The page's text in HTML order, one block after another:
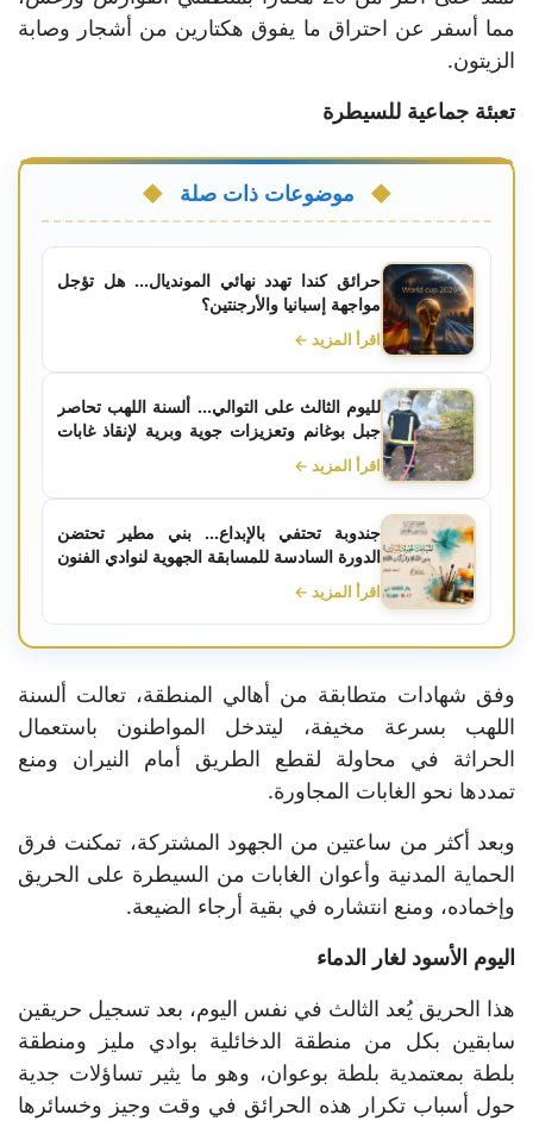
مما أسفر عن احتراق ما يفوق هكتارين من أشجار وصابة
الزيتون.
تعبئة جماعية للسيطرة
موضوعات ذات صلة
حرائق كندا تهدد نهائي المونديال... هل تؤجل
مواجهة إسبانيا والأرجنتين؟
اقرأ المزيد ←
لليوم الثالث على التوالي... ألسنة اللهب تحاصر
جبل بوغانم وتعزيزات جوية وبرية لإنقاذ غابات
الكاف
اقرأ المزيد ←
جندوبة تحتفي بالإبداع... بني مطير تحتضن
الدورة السادسة للمسابقة الجهوية لنوادي الفنون
التشكيلية
اقرأ المزيد ←
وفق شهادات متطابقة من أهالي المنطقة، تعالت ألسنة
اللهب بسرعة مخيفة، ليتدخل المواطنون باستعمال
الحراثة في محاولة لقطع الطريق أمام النيران ومنع
تمددها نحو الغابات المجاورة.
وبعد أكثر من ساعتين من الجهود المشتركة، تمكنت فرق
الحماية المدنية وأعوان الغابات من السيطرة على الحريق
وإخماده، ومنع انتشاره في بقية أرجاء الضيعة.
اليوم الأسود لغار الدماء
هذا الحريق يُعد الثالث في نفس اليوم، بعد تسجيل حريقين
سابقين بكل من منطقة الدخائلية بوادي مليز ومنطقة
بلطة بمعتمدية بلطة بوعوان، وهو ما يثير تساؤلات جدية
حول أسباب تكرار هذه الحرائق في وقت وجيز وخسائرها